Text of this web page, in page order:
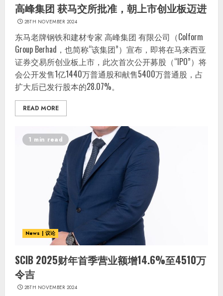
高峰集团 获马交所批准，朝上市创业板迈进
28TH NOVEMBER 2024
东马老牌钢铁和建材专家 高峰集团 有限公司（Colform
Group Berhad，也简称“该集团”）宣布，即将在马来西亚
证券交易所创业板上市，此次首次公开募股（“IPO”）将
会公开发售1亿1440万普通股和献售5400万普通股，占
扩大后已发行股本的28.07%。
READ MORE
1 min read
News | 议论
SCIB 2025财年首季营业额增14.6%至4510万
令吉
28TH NOVEMBER 2024